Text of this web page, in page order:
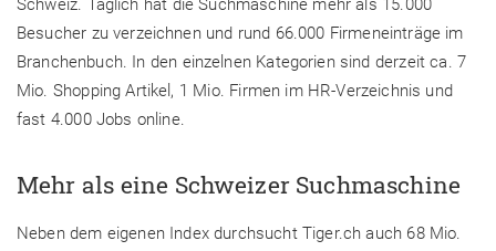
Schweiz. Täglich hat die Suchmaschine mehr als 15.000
Besucher zu verzeichnen und rund 66.000 Firmeneinträge im
Branchenbuch. In den einzelnen Kategorien sind derzeit ca. 7
Mio. Shopping Artikel, 1 Mio. Firmen im HR-Verzeichnis und
fast 4.000 Jobs online.
Mehr als eine Schweizer Suchmaschine
Neben dem eigenen Index durchsucht Tiger.ch auch 68 Mio.